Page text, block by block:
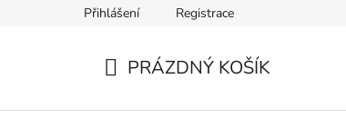
Informace k on-line platbám Odstoupení od
Přihlášení Registrace
PRÁZDNÝ KOŠÍK